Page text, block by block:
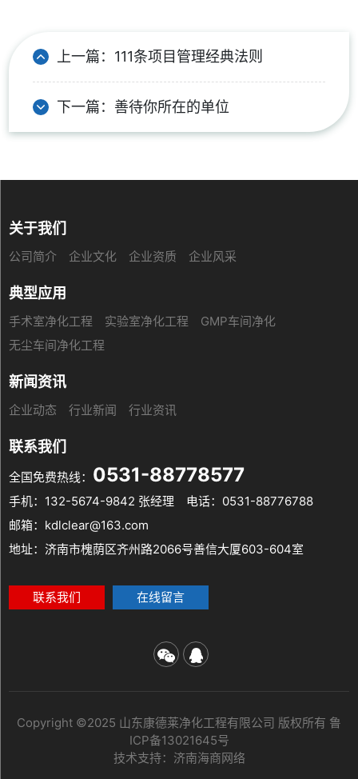
上一篇： 111条项目管理经典法则
下一篇： 善待你所在的单位
关于我们
公司简介 企业文化 企业资质 企业风采
典型应用
手术室净化工程 实验室净化工程
GMP车间净化
无尘车间净化工程
新闻资讯
企业动态 行业新闻 行业资讯
联系我们
全国免费热线： 0531-88778577
手机：132-5674-9842 张经理
电话：0531-88776788
邮箱：kdlclear@163.com
地址：济南市槐荫区齐州路2066号善信大厦603-604室
联系我们 在线留言
Copyright ©2025 山东康德莱净化工程有限公司 版权所有 鲁
ICP备13021645号
技术支持： 济南海商网络